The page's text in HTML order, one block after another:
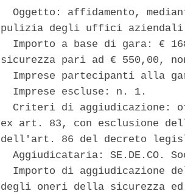
Oggetto: affidamento,
pulizia degli uffici
Importo a base di gara: €
sicurezza pari ad € 550,00,
Imprese partecipanti alla
  Imprese escluse: n. 1.
Criteri di aggiudicazione:
ex art. 83, con esclusione
dell'art. 86 del decreto
Aggiudicataria: SE.DE.CO.
Importo di aggiudicazione
degli oneri della sicurezza